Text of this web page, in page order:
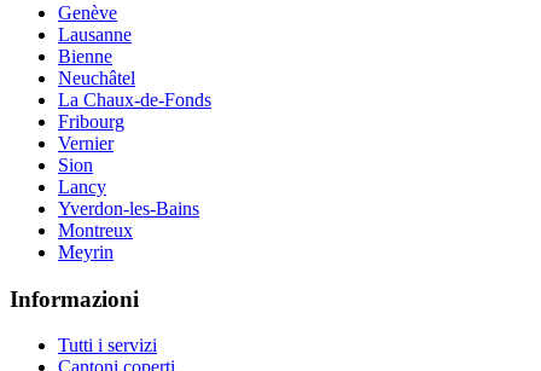
Genève
Lausanne
Bienne
Neuchâtel
La Chaux-de-Fonds
Fribourg
Vernier
Sion
Lancy
Yverdon-les-Bains
Montreux
Meyrin
Informazioni
Tutti i servizi